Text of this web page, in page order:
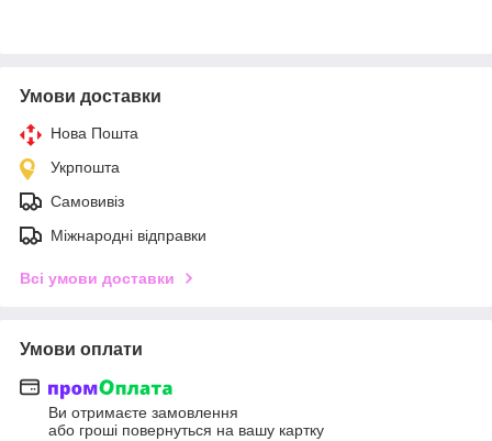
Умови доставки
Нова Пошта
Укрпошта
Самовивіз
Міжнародні відправки
Всі умови доставки
Умови оплати
Ви отримаєте замовлення
або гроші повернуться на вашу картку